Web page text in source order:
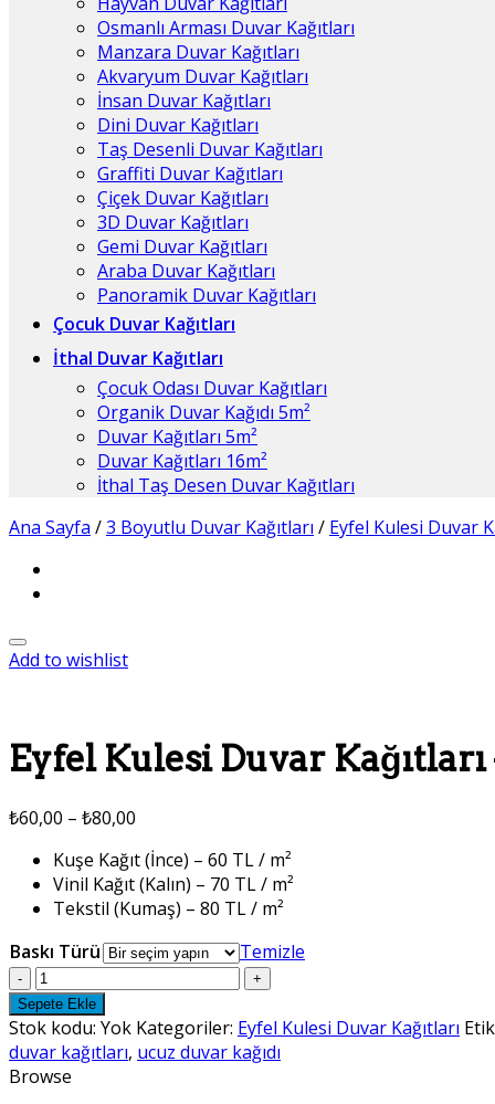
Osmanlı Arması Duvar Kağıtları
Manzara Duvar Kağıtları
Akvaryum Duvar Kağıtları
İnsan Duvar Kağıtları
Dini Duvar Kağıtları
Taş Desenli Duvar Kağıtları
Graffiti Duvar Kağıtları
Çiçek Duvar Kağıtları
3D Duvar Kağıtları
Gemi Duvar Kağıtları
Araba Duvar Kağıtları
Panoramik Duvar Kağıtları
Çocuk Duvar Kağıtları
İthal Duvar Kağıtları
Çocuk Odası Duvar Kağıtları
Organik Duvar Kağıdı 5m²
Duvar Kağıtları 5m²
Duvar Kağıtları 16m²
İthal Taş Desen Duvar Kağıtları
Ana Sayfa /3 Boyutlu Duvar Kağıtları / Eyfel Kulesi Duvar
Add to wishlist
Eyfel Kulesi Duvar Kağıtları
₺60,00 – ₺80,00
Kuşe Kağıt (İnce) – 60 TL / m²
Vinil Kağıt (Kalın) – 70 TL / m²
Tekstil (Kumaş) – 80 TL / m²
Baskı Türü
Temizle
Eyfel
Kulesi
Duvar
Kağıtları
-
Sepete Ekle
Stok kodu: Yok Kategoriler: Eyfel Kulesi Duvar Kağıtları
duvar kağıtları, ucuz duvar kağıdı
Browse